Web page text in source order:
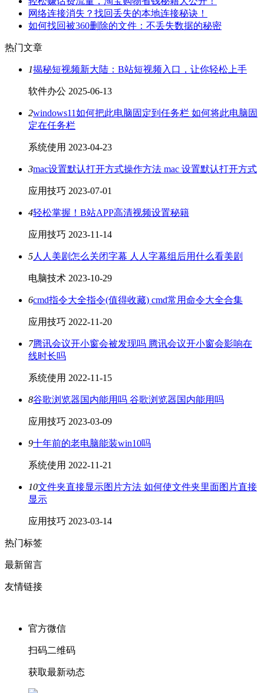
网络连接消失？找回丢失的本地连接秘诀！
如何找回被360删除的文件：不丢失数据的秘密
热门文章
1揭秘短视频新大陆：B站短视频入口，让你轻松上手
软件办公 2025-06-13
2windows11如何把此电脑固定到任务栏 如何将此电脑固
定在任务栏
系统使用 2023-04-23
3mac设置默认打开方式操作方法 mac 设置默认打开方式
应用技巧 2023-07-01
4轻松掌握！B站APP高清视频设置秘籍
应用技巧 2023-11-14
5人人美剧怎么关闭字幕 人人字幕组后用什么看美剧
电脑技术 2023-10-29
6cmd指令大全指令(值得收藏) cmd常用命令大全合集
应用技巧 2022-11-20
7腾讯会议开小窗会被发现吗 腾讯会议开小窗会影响在
线时长吗
系统使用 2022-11-15
8谷歌浏览器国内能用吗 谷歌浏览器国内能用吗
应用技巧 2023-03-09
9十年前的老电脑能装win10吗
系统使用 2022-11-21
10文件夹直接显示图片方法 如何使文件夹里面图片直接
显示
应用技巧 2023-03-14
热门标签
最新留言
友情链接
官方微信
扫码二维码
获取最新动态